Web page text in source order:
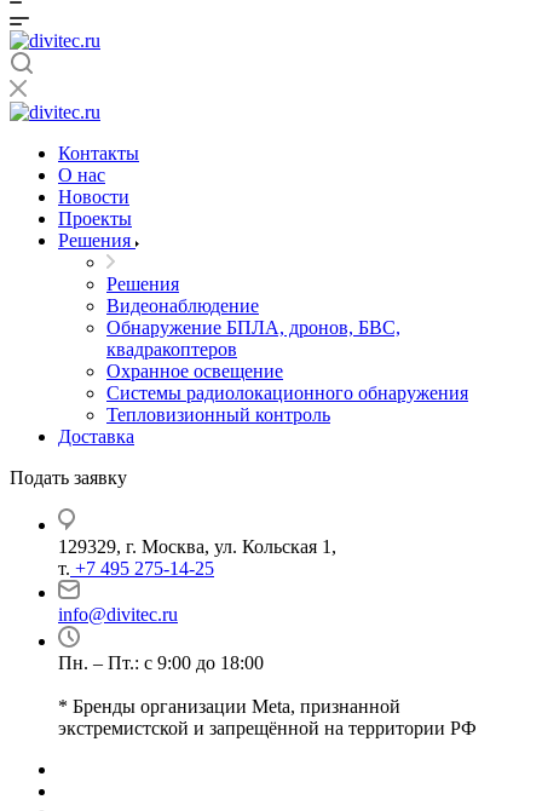
Контакты
О нас
Новости
Проекты
Решения
Решения
Видеонаблюдение
Обнаружение БПЛА, дронов, БВС,
квадракоптеров
Охранное освещение
Системы радиолокационного обнаружения
Тепловизионный контроль
Доставка
Подать заявку
129329, г. Москва, ул. Кольская 1,
т. +7 495 275-14-25
info@divitec.ru
Пн. – Пт.: с 9:00 до 18:00
* Бренды организации Meta, признанной
экстремистской и запрещённой на территории РФ